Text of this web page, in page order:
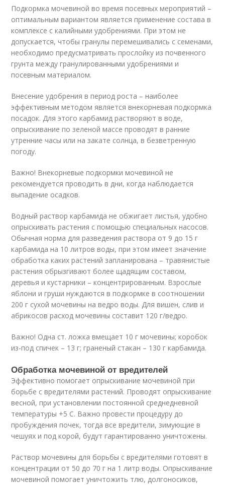
Подкормка мочевиной во время посевных мероприятий –
оптимальным вариантом является применение состава в
комплексе с калийными удобрениями. При этом не
допускается, чтобы гранулы перемешивались с семенами,
необходимо предусматривать прослойку из почвенного
грунта между гранулированными удобрениями и
посевным материалом.
Внесение удобрения в период роста – наиболее
эффективным методом является внекорневая подкормка
посадок. Для этого карбамид растворяют в воде,
опрыскивание по зеленой массе проводят в ранние
утренние часы или на закате солнца, в безветренную
погоду.
Важно! Внекорневые подкормки мочевиной не
рекомендуется проводить в дни, когда наблюдается
выпадение осадков.
Водный раствор карбамида не обжигает листья, удобно
опрыскивать растения с помощью специальных насосов.
Обычная норма для разведения раствора от 9 до 15 г
карбамида на 10 литров воды, при этом имеет значение
обработка каких растений запланирована – травянистые
растения обрызгивают более щадящим составом,
деревья и кустарники – концентрированным. Взрослые
яблони и груши нуждаются в подкормке в соотношении
200 г сухой мочевины на ведро воды. Для вишен, слив и
абрикосов расход мочевины составит 120 г/ведро.
Важно! Одна ст. ложка вмещает 10 г мочевины; коробок
из-под спичек – 13 г; граненый стакан – 130 г карбамида.
Обработка мочевиной от вредителей
Эффективно помогает опрыскивание мочевиной при
борьбе с вредителями растений. Проводят опрыскивание
весной, при установлении постоянной среднедневной
температуры +5 С. Важно провести процедуру до
пробуждения почек, тогда все вредители, зимующие в
чешуях и под корой, будут гарантированно уничтожены.
Раствор мочевины для борьбы с вредителями готовят в
концентрации от 50 до 70 г на 1 литр воды. Опрыскивание
мочевиной помогает уничтожить тлю, долгоносиков,